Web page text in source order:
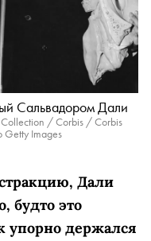
Сальвадором Дали
/ Corbis / Corbis
Getty Images
Дали
будто это
упорно держался